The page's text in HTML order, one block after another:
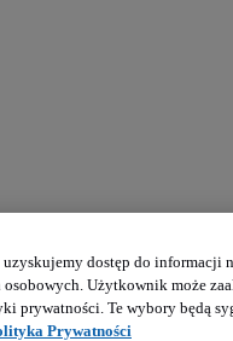
dostęp do
Użytkownik może
prywatności. Te wybory będą
Prywatności